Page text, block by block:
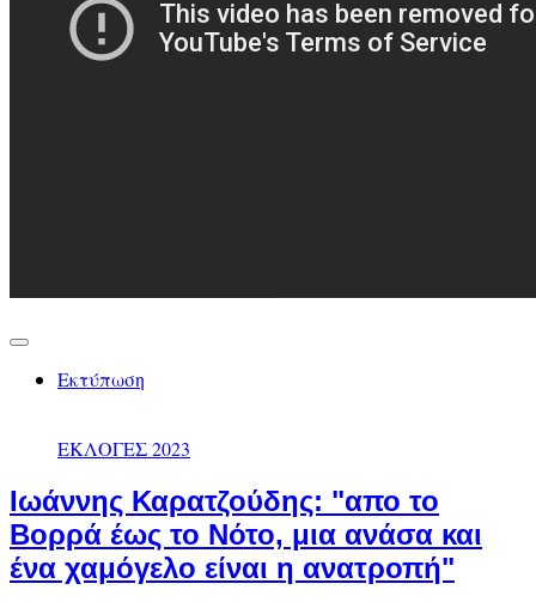
Εκτύπωση
ΕΚΛΟΓΕΣ 2023
Ιωάννης Καρατζούδης: "απο το
Βορρά έως το Νότο, μια ανάσα και
ένα χαμόγελο είναι η ανατροπή"